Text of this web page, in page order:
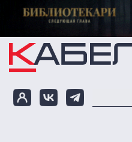
Перейти к основному